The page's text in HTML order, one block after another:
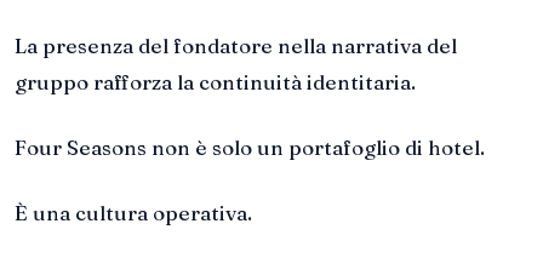
La presenza del fondatore nella narrativa del
gruppo rafforza la continuità identitaria.
Four Seasons non è solo un portafoglio di hotel.
È una cultura operativa.